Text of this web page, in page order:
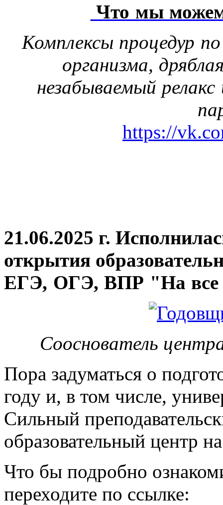
Что мы
Комплексы процедур
организма,
незабываемый
https://
21.06.2025 г.
открытия
ЕГЭ, ОГЭ, ВПР "На все
Сооснователь
Пора задуматься о
году и, в том числе,
Сильный
образовательный центр
Что бы подробно
переходите по ссылке: